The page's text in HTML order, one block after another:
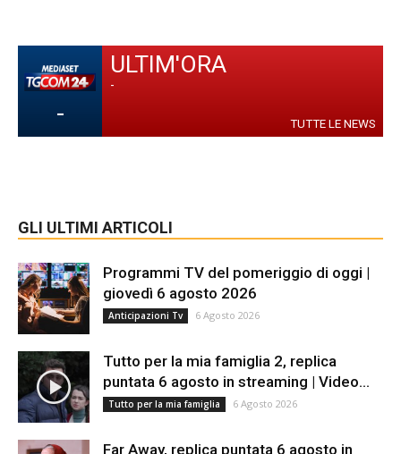
-
ULTIM'ORA
-
TUTTE LE NEWS
GLI ULTIMI ARTICOLI
Programmi TV del pomeriggio di oggi |
giovedì 6 agosto 2026
Anticipazioni Tv 6 Agosto 2026
Tutto per la mia famiglia 2, replica
puntata 6 agosto in streaming | Video...
Tutto per la mia famiglia 6 Agosto 2026
Far Away, replica puntata 6 agosto in